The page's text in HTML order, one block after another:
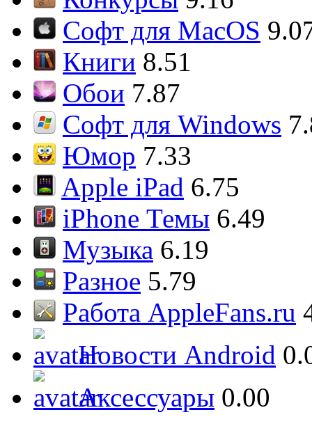
Софт для MacOS
Книги 8.51
Обои 7.87
Софт для Windows
Юмор 7.33
Apple iPad 6.75
iPhone Темы 6.49
Музыка 6.19
Разное 5.79
Работа AppleFans.ru
Новости Android
Аксессуары 0.00